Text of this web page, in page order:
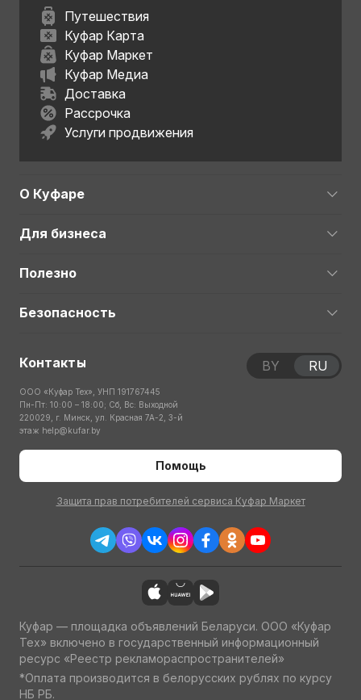
Путешествия
Куфар Карта
Куфар Маркет
Куфар Медиа
Доставка
Рассрочка
Услуги продвижения
О Куфаре
Для бизнеса
Полезно
Безопасность
Контакты
ООО «Куфар Тех», УНП 191767445
Пн-Пт: 10:00 – 18:00; Сб, Вс: Выходной
220029, г. Минск, ул. Красная 7А-2, 3-й
этаж help@kufar.by
Помощь
Защита прав потребителей сервиса Куфар Маркет
BY RU
Куфар — площадка объявлений Беларуси. ООО «Куфар
Тех» включено в государственный информационный
ресурс «Реестр рекламораспространителей»
*Оплата производится в белорусских рублях по курсу
НБ РБ.